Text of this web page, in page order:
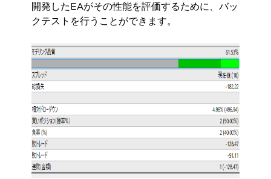
開発したEAがその性能を評価するために、バッ
クテストを行うことができます。